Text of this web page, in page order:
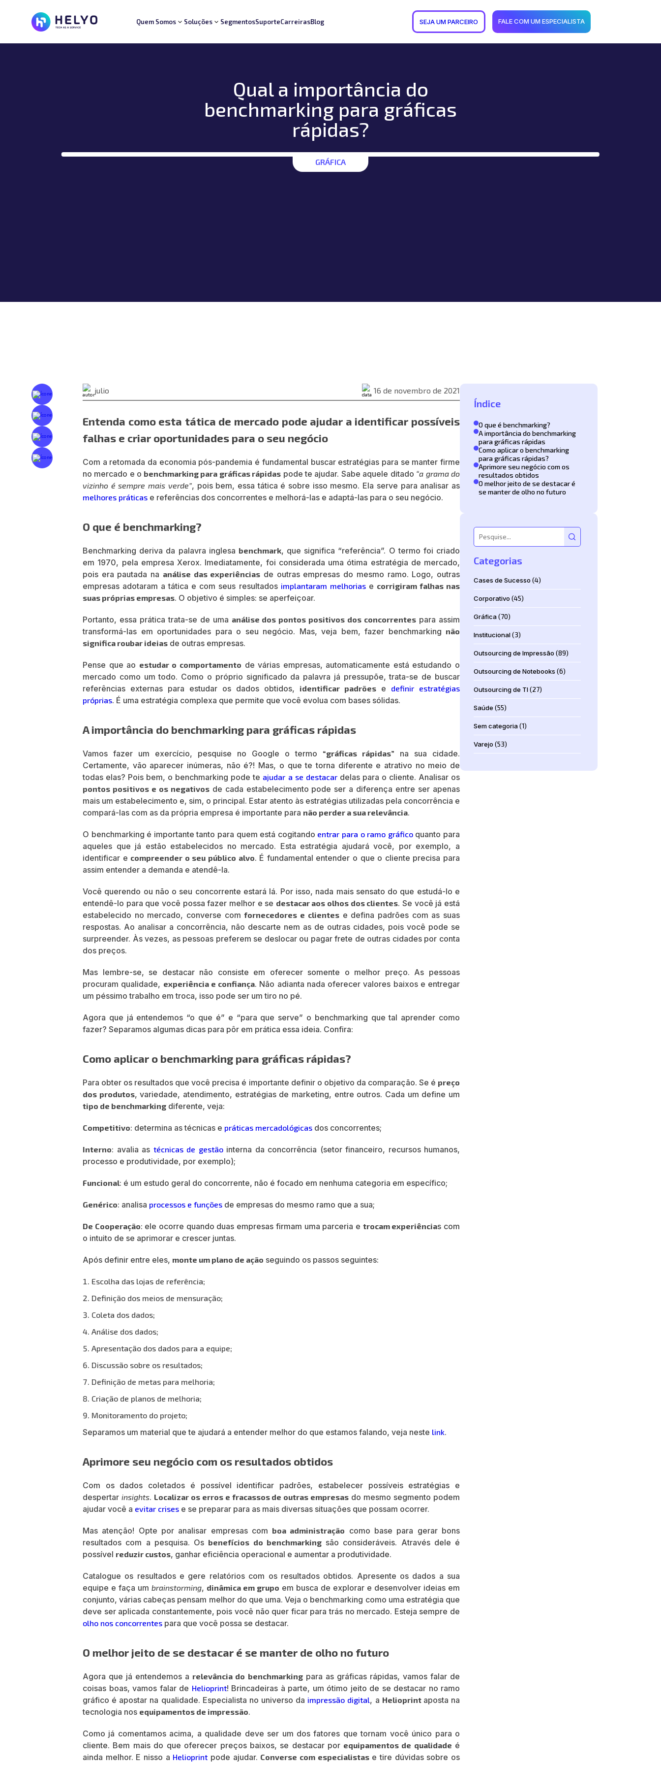
Quem Somos Soluções SegmentosSuporteCarreirasBlog SEJA UM PARCEIRO FALE COM UM ESPECIALISTA
Quem Somos
Qual a importância do
benchmarking para gráficas
rápidas?
GRÁFICA
julio 16 de novembro de 2021
Entenda como esta tática de mercado pode ajudar a identificar possíveis
falhas e criar oportunidades para o seu negócio
Com a retomada da economia pós-pandemia é fundamental buscar estratégias para se manter firme
no mercado e o benchmarking para gráficas rápidas pode te ajudar. Sabe aquele ditado “a grama do
vizinho é sempre mais verde”, pois bem, essa tática é sobre isso mesmo. Ela serve para analisar as
melhores práticas e referências dos concorrentes e melhorá-las e adaptá-las para o seu negócio.
O que é benchmarking?
Benchmarking deriva da palavra inglesa benchmark, que significa “referência”. O termo foi criado
em 1970, pela empresa Xerox. Imediatamente, foi considerada uma ótima estratégia de mercado,
pois era pautada na análise das experiências de outras empresas do mesmo ramo. Logo, outras
empresas adotaram a tática e com seus resultados implantaram melhoriase corrigiram falhas nas
suas próprias empresas. O objetivo é simples: se aperfeiçoar.
Portanto, essa prática trata-se de uma análise dos pontos positivos dos concorrentes para assim
transformá-las em oportunidades para o seu negócio. Mas, veja bem, fazer benchmarking não
significa roubar ideias de outras empresas.
Pense que ao estudar o comportamento de várias empresas, automaticamente está estudando o
mercado como um todo. Como o próprio significado da palavra já pressupõe, trata-se de buscar
referências externas para estudar os dados obtidos, identificar padrões e definir estratégias
próprias. É uma estratégia complexa que permite que você evolua com bases sólidas.
A importância do benchmarking para gráficas rápidas
Vamos fazer um exercício, pesquise no Google o termo “gráficas rápidas” na sua cidade.
Certamente, vão aparecer inúmeras, não é?! Mas, o que te torna diferente e atrativo no meio de
todas elas? Pois bem, o benchmarking pode te ajudar a se destacardelas para o cliente. Analisar os
pontos positivos e os negativosde cada estabelecimento pode ser a diferença entre ser apenas
mais um estabelecimento e, sim, o principal. Estar atento às estratégias utilizadas pela concorrência e
compará-las com as da própria empresa é importante para não perder a sua relevância.
O benchmarking é importante tanto para quem está cogitando entrar para o ramo gráficoquanto para
aqueles que já estão estabelecidos no mercado. Esta estratégia ajudará você, por exemplo, a
identificar e compreender o seu público alvo. É fundamental entender o que o cliente precisa para
assim entender a demanda e atendê-la.
Você querendo ou não o seu concorrente estará lá. Por isso, nada mais sensato do que estudá-lo e
entendê-lo para que você possa fazer melhor e se destacar aos olhos dos clientes. Se você já está
estabelecido no mercado, converse comfornecedores e clientese defina padrões com as suas
respostas. Ao analisar a concorrência, não descarte nem as de outras cidades, pois você pode se
surpreender. Às vezes, as pessoas preferem se deslocar ou pagar frete de outras cidades por conta
dos preços.
Mas lembre-se, se destacar não consiste em oferecer somente o melhor preço. As pessoas
procuram qualidade, experiência e confiança. Não adianta nada oferecer valores baixos e entregar
um péssimo trabalho em troca, isso pode ser um tiro no pé.
Agora que já entendemos “o que é” e “para que serve” o benchmarking que tal aprender como
fazer? Separamos algumas dicas para pôr em prática essa ideia. Confira:
Como aplicar o benchmarking para gráficas rápidas?
Para obter os resultados que você precisa é importante definir o objetivo da comparação. Se é preço
dos produtos, variedade, atendimento, estratégias de marketing, entre outros. Cada um define um
tipo de benchmarking diferente, veja:
Competitivo: determina as técnicas e práticas mercadológicas dos concorrentes;
Interno: avalia as técnicas de gestãointerna da concorrência (setor financeiro, recursos humanos,
processo e produtividade, por exemplo);
Funcional: é um estudo geral do concorrente, não é focado em nenhuma categoria em específico;
Genérico: analisa processos e funções de empresas do mesmo ramo que a sua;
De Cooperação: ele ocorre quando duas empresas firmam uma parceria e trocam experiências com
o intuito de se aprimorar e crescer juntas.
Após definir entre eles, monte um plano de ação seguindo os passos seguintes:
Escolha das lojas de referência;
Definição dos meios de mensuração;
Coleta dos dados;
Análise dos dados;
Apresentação dos dados para a equipe;
Discussão sobre os resultados;
Definição de metas para melhoria;
Criação de planos de melhoria;
Monitoramento do projeto;
Separamos um material que te ajudará a entender melhor do que estamos falando, veja neste link.
Aprimore seu negócio com os resultados obtidos
Com os dados coletados é possível identificar padrões, estabelecer possíveis estratégias e
despertar insights. Localizar os erros e fracassos de outras empresas do mesmo segmento podem
ajudar você a evitar crises e se preparar para as mais diversas situações que possam ocorrer.
Mas atenção! Opte por analisar empresas com boa administração como base para gerar bons
resultados com a pesquisa. Os benefícios do benchmarkingsão consideráveis. Através dele é
possível reduzir custos, ganhar eficiência operacional e aumentar a produtividade.
Catalogue os resultados e gere relatórios com os resultados obtidos. Apresente os dados a sua
equipe e faça um brainstorming, dinâmica em grupo em busca de explorar e desenvolver ideias em
conjunto, várias cabeças pensam melhor do que uma. Veja o benchmarking como uma estratégia que
deve ser aplicada constantemente, pois você não quer ficar para trás no mercado. Esteja sempre de
olho nos concorrentes para que você possa se destacar.
O melhor jeito de se destacar é se manter de olho no futuro
Agora que já entendemos a relevância do benchmarkingpara as gráficas rápidas, vamos falar de
coisas boas, vamos falar de Helioprint! Brincadeiras à parte, um ótimo jeito de se destacar no ramo
gráfico é apostar na qualidade. Especialista no universo da impressão digital, a Helioprint aposta na
tecnologia nos equipamentos de impressão.
Como já comentamos acima, a qualidade deve ser um dos fatores que tornam você único para o
cliente. Bem mais do que oferecer preços baixos, se destacar por equipamentos de qualidade é
ainda melhor. E nisso a Helioprint pode ajudar. Converse com especialistase tire dúvidas sobre os
Índice
O que é benchmarking?
A importância do benchmarking
para gráficas rápidas
Como aplicar o benchmarking
para gráficas rápidas?
Aprimore seu negócio com os
resultados obtidos
O melhor jeito de se destacar é
se manter de olho no futuro
Categorias
Cases de Sucesso (4)
Corporativo (45)
Gráfica(70)
Institucional(3)
Outsourcing de Impressão (89)
Outsourcing de Notebooks (6)
Outsourcing de TI(27)
Saúde (55)
Sem categoria(1)
Varejo (53)